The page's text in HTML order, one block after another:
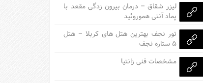
لیزر شقاق – درمان بیرون زدگی مقعد با
پماد آنتی هموروئید
تور نجف بهترین هتل های کربلا – هتل
۵ ستاره نجف
مشخصات فنی زانتیا